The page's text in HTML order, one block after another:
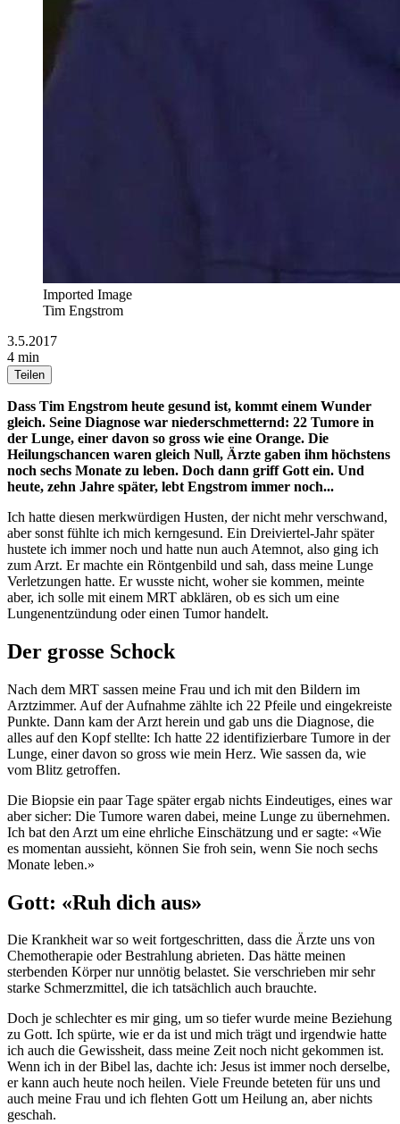
Imported Image
Tim Engstrom
3.5.2017
4 min
Teilen
Dass Tim Engstrom heute gesund ist, kommt einem Wunder
gleich. Seine Diagnose war niederschmetternd: 22 Tumore in
der Lunge, einer davon so gross wie eine Orange. Die
Heilungschancen waren gleich Null, Ärzte gaben ihm höchstens
noch sechs Monate zu leben. Doch dann griff Gott ein. Und
heute, zehn Jahre später, lebt Engstrom immer noch...
Ich hatte diesen merkwürdigen Husten, der nicht mehr verschwand,
aber sonst fühlte ich mich kerngesund. Ein Dreiviertel-Jahr später
hustete ich immer noch und hatte nun auch Atemnot, also ging ich
zum Arzt. Er machte ein Röntgenbild und sah, dass meine Lunge
Verletzungen hatte. Er wusste nicht, woher sie kommen, meinte
aber, ich solle mit einem MRT abklären, ob es sich um eine
Lungenentzündung oder einen Tumor handelt.
Der grosse Schock
Nach dem MRT sassen meine Frau und ich mit den Bildern im
Arztzimmer. Auf der Aufnahme zählte ich 22 Pfeile und eingekreiste
Punkte. Dann kam der Arzt herein und gab uns die Diagnose, die
alles auf den Kopf stellte: Ich hatte 22 identifizierbare Tumore in der
Lunge, einer davon so gross wie mein Herz. Wie sassen da, wie
vom Blitz getroffen.
Die Biopsie ein paar Tage später ergab nichts Eindeutiges, eines war
aber sicher: Die Tumore waren dabei, meine Lunge zu übernehmen.
Ich bat den Arzt um eine ehrliche Einschätzung und er sagte: «Wie
es momentan aussieht, können Sie froh sein, wenn Sie noch sechs
Monate leben.»
Gott: «Ruh dich aus»
Die Krankheit war so weit fortgeschritten, dass die Ärzte uns von
Chemotherapie oder Bestrahlung abrieten. Das hätte meinen
sterbenden Körper nur unnötig belastet. Sie verschrieben mir sehr
starke Schmerzmittel, die ich tatsächlich auch brauchte.
Doch je schlechter es mir ging, um so tiefer wurde meine Beziehung
zu Gott. Ich spürte, wie er da ist und mich trägt und irgendwie hatte
ich auch die Gewissheit, dass meine Zeit noch nicht gekommen ist.
Wenn ich in der Bibel las, dachte ich: Jesus ist immer noch derselbe,
er kann auch heute noch heilen. Viele Freunde beteten für uns und
auch meine Frau und ich flehten Gott um Heilung an, aber nichts
geschah.